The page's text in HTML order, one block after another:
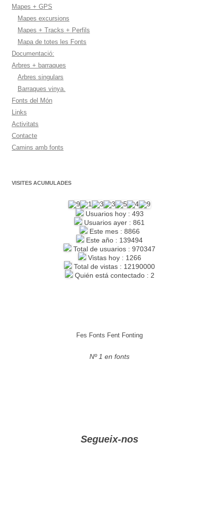
Mapes + GPS
Mapes excursions
Mapes + Tracks + Perfils
Mapa de totes les Fonts
Documentació:
Arbres + barraques
Arbres singulars
Barraques vinya.
Fonts del Món
Links
Activitats
Contacte
Camins amb fonts
VISITES ACUMULADES
Usuarios hoy : 493
Usuarios ayer : 861
Este mes : 8866
Este año : 139494
Total de usuarios : 970347
Vistas hoy : 1266
Total de vistas : 12190000
Quién está contectado : 2
Fes Fonts Fent Fonting
Nº 1 en fonts
Segueix-nos